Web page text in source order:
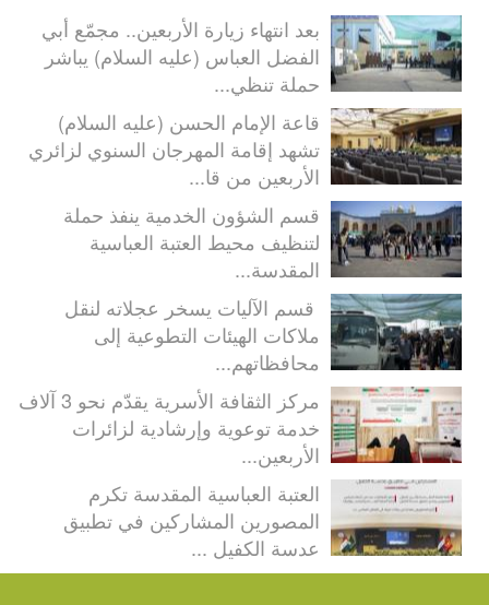
بعد انتهاء زيارة الأربعين.. مجمّع أبي
الفضل العباس (عليه السلام) يباشر
حملة تنظي...
قاعة الإمام الحسن (عليه السلام)
تشهد إقامة المهرجان السنوي لزائري
الأربعين من قا...
قسم الشؤون الخدمية ينفذ حملة
لتنظيف محيط العتبة العباسية
المقدسة...
قسم الآليات يسخر عجلاته لنقل
ملاكات الهيئات التطوعية إلى
محافظاتهم...
مركز الثقافة الأسرية يقدّم نحو 3 آلاف
خدمة توعوية وإرشادية لزائرات
الأربعين...
العتبة العباسية المقدسة تكرم
المصورين المشاركين في تطبيق
عدسة الكفيل ...